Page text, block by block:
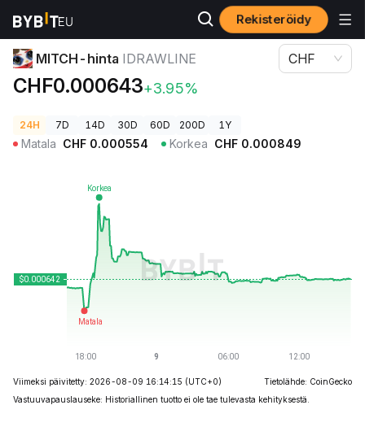
Rekisteröidy
Kryptohinnat MITCH-hinta IDRAWLINE
MITCH-hinta IDRAWLINE
CHF0.000643+3.95%
CHF
24H 7D 14D 30D 60D 200D 1Y
Matala CHF 0.000554 Korkea CHF 0.000849
Viimeksi päivitetty: 2026-08-09 16:14:15 (UTC+0)
Tietolähde: CoinGecko
Vastuuvapauslauseke: Historiallinen tuotto ei ole tae tulevasta kehityksestä.